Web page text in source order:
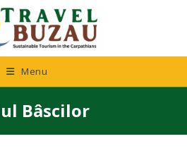
Menu
Bâscilor